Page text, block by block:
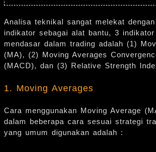
Analisa teknikal sangat melekat dengan
indikator sebagai alat bantu, 3 indikator
mendasar dalam trading adalah (1)
(MA), (2) Moving Averages
(MACD), dan (3) Relative Strength
1. Moving Averages
Cara menggunakan Moving Average
dalam beberapa cara sesuai strategi
yang umum digunakan adalah :